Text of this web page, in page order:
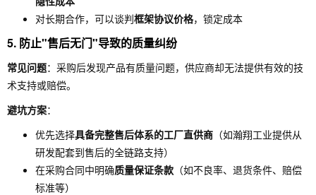
对长期合作，可以谈判框架协议价格，锁定成本
5. 防止"售后无门"导致的质量纠纷
常见问题：采购后发现产品有质量问题，供应商却无法提供有效的技
术支持或赔偿。
避坑方案：
优先选择具备完整售后体系的工厂直供商 （如瀚翔工业提供从
研发配套到售后的全链路支持）
在采购合同中明确质量保证条款 （如不良率、退货条件、赔偿
标准等）